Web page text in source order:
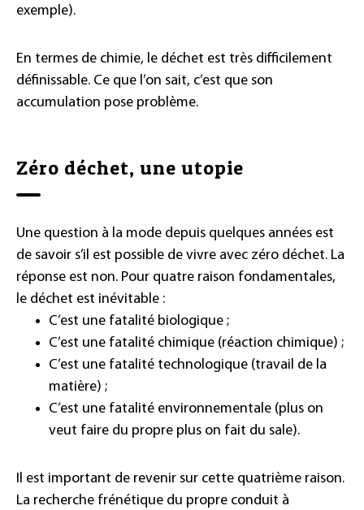
exemple).
En termes de chimie, le déchet est très difficilement
définissable. Ce que l’on sait, c’est que son
accumulation pose problème.
Zéro déchet, une utopie
Une question à la mode depuis quelques années est
de savoir s’il est possible de vivre avec zéro déchet. La
réponse est non. Pour quatre raison fondamentales,
le déchet est inévitable :
C’est une fatalité biologique ;
C’est une fatalité chimique (réaction chimique) ;
C’est une fatalité technologique (travail de la
matière) ;
C’est une fatalité environnementale (plus on
veut faire du propre plus on fait du sale).
Il est important de revenir sur cette quatrième raison.
La recherche frénétique du propre conduit à